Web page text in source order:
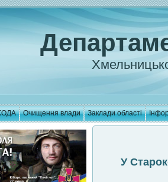
Очищення влади Заклади області
У